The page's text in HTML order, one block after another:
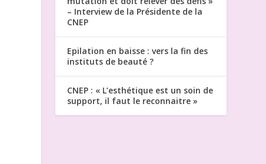
– Interview de la Présidente de la
CNEP
Epilation en baisse : vers la fin des
instituts de beauté ?
CNEP : « L’esthétique est un soin de
support, il faut le reconnaitre »